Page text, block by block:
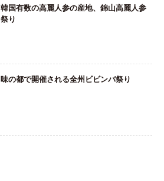
韓国有数の高麗人参の産地、錦山高麗人参
祭り
味の都で開催される全州ビビンバ祭り